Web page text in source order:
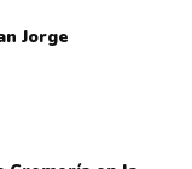
Jorge